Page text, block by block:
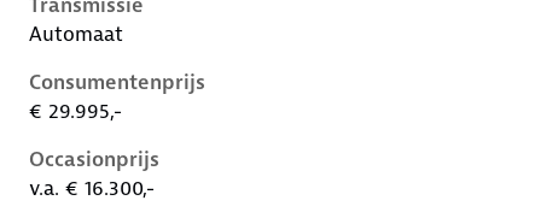
Automaat
Consumentenprijs
€ 29.995,-
Occasionprijs
v.a. € 16.300,-